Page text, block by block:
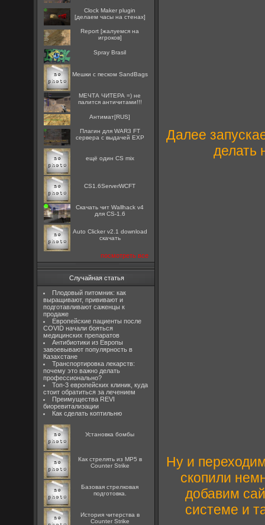
Clock Maker plugin
[делаем часы на стенах]
Report [жалуемся на
игроков]
Spray Brasil
Мешки с песком SandBags
МЕЧТА ЧИТЕРА =) не
палится античитами!!!
Антимат[RUS]
Плагин для WAR3 FT
сервера с выдачей EXP
ещё один CS mix
CS1.6ServerWCFT
Скачать чит Wallhack v4
для CS-1.6
Auto Clicker v2.1 download
скачать
посмотреть все
Случайная статья
Плодовый питомник: как
выращивают, прививают и
подготавливают саженцы к
продаже
Европейские пациенты после
COVID начали бояться
медицинских препаратов
Антибиотики из Европы
завоевывают популярность в
Казахстане
Транспортировка лекарств:
почему это важно делать
профессионально?
Топ-3 европейских клиник, куда
стоит обратиться за лечением
Преимущества REVI
биоревитализации
Как сделать коптильню
Установка бомбы
Как стрелять из MP5 в
Counter Strike
Базовая стрелковая
подготовка.
История читерства в
Counter Strike
Далее
делать
Ну и
скопили
добавим
системе и